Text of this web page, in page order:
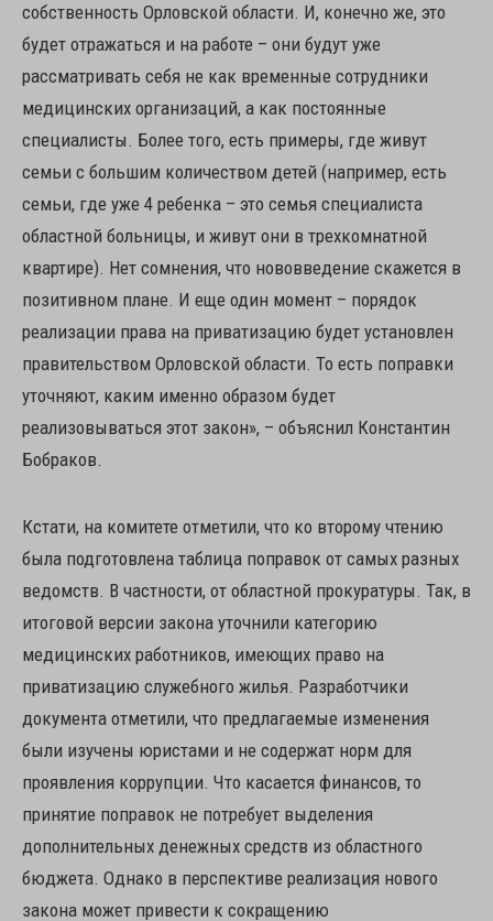
собственность Орловской области. И, конечно же, это
будет отражаться и на работе – они будут уже
рассматривать себя не как временные сотрудники
медицинских организаций, а как постоянные
специалисты. Более того, есть примеры, где живут
семьи с большим количеством детей (например, есть
семьи, где уже 4 ребенка – это семья специалиста
областной больницы, и живут они в трехкомнатной
квартире). Нет сомнения, что нововведение скажется в
позитивном плане. И еще один момент – порядок
реализации права на приватизацию будет установлен
правительством Орловской области. То есть поправки
уточняют, каким именно образом будет
реализовываться этот закон», – объяснил Константин
Бобраков.
Кстати, на комитете отметили, что ко второму чтению
была подготовлена таблица поправок от самых разных
ведомств. В частности, от областной прокуратуры. Так, в
итоговой версии закона уточнили категорию
медицинских работников, имеющих право на
приватизацию служебного жилья. Разработчики
документа отметили, что предлагаемые изменения
были изучены юристами и не содержат норм для
проявления коррупции. Что касается финансов, то
принятие поправок не потребует выделения
дополнительных денежных средств из областного
бюджета. Однако в перспективе реализация нового
закона может привести к сокращению